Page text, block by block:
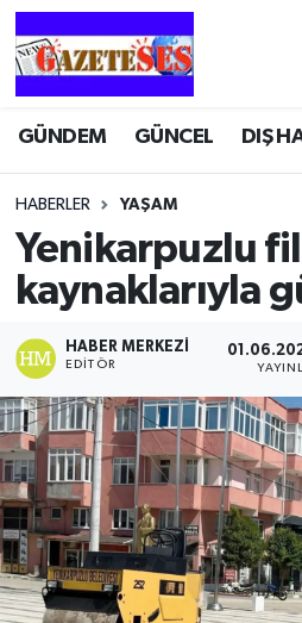
GÜNDEM GÜNCEL DIŞ
HABERLER YAŞAM
Yenikarpuzlu
kaynaklarıyla
HABER MERKEZI
EDITÖR